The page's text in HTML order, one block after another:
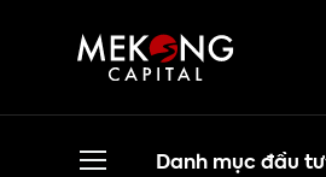
Danh mục đầu tư